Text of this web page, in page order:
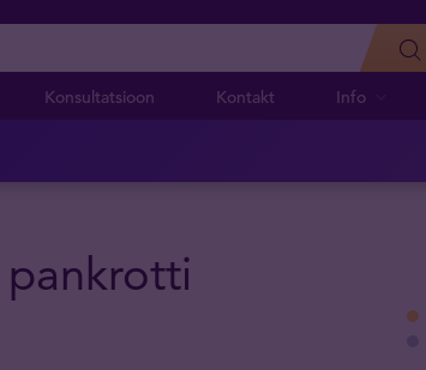
Konsultatsioon Kontakt Info